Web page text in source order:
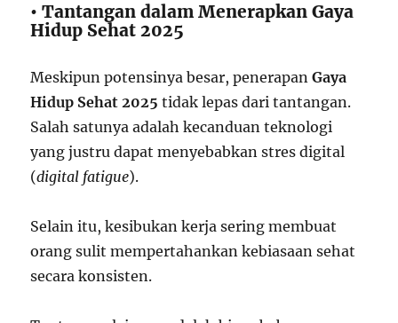
• Tantangan dalam Menerapkan Gaya
Hidup Sehat 2025
Meskipun potensinya besar, penerapanGaya
Hidup Sehat 2025 tidak lepas dari tantangan.
Salah satunya adalah kecanduan teknologi
yang justru dapat menyebabkan stres digital
(digital fatigue).
Selain itu, kesibukan kerja sering membuat
orang sulit mempertahankan kebiasaan sehat
secara konsisten.